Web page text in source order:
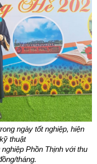
ngày tốt nghiệp, hiện
thuật
Phồn Thịnh với thu
tháng.